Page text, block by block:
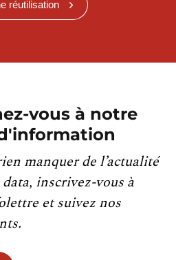
réutilisation
vous à notre
manquer de l’actualité
data, inscrivez-vous à
et suivez nos